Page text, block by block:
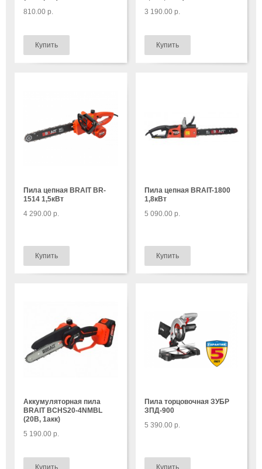
810.00 р.
3 190.00 р.
Пила цепная BRAIT BR-
1514 1,5кВт
4 290.00 р.
Пила цепная BRAIT-1800
1,8кВт
5 090.00 р.
Аккумуляторная пила
BRAIT BCHS20-4NMBL
(20B, 1акк)
5 190.00 р.
Пила торцовочная ЗУБР
ЗПД-900
5 390.00 р.